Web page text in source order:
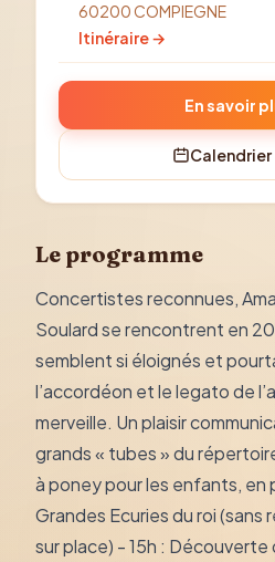
60200 COMPIEGNE
Itinéraire →
En savoir
Calendrier
Le programme
Concertistes reconnues,
Soulard se rencontrent en
semblent si éloignés et
l’accordéon et le legato de
merveille. Un plaisir
grands « tubes » du
à poney pour les enfants, en
Grandes Ecuries du roi
sur place) - 15h : Découverte